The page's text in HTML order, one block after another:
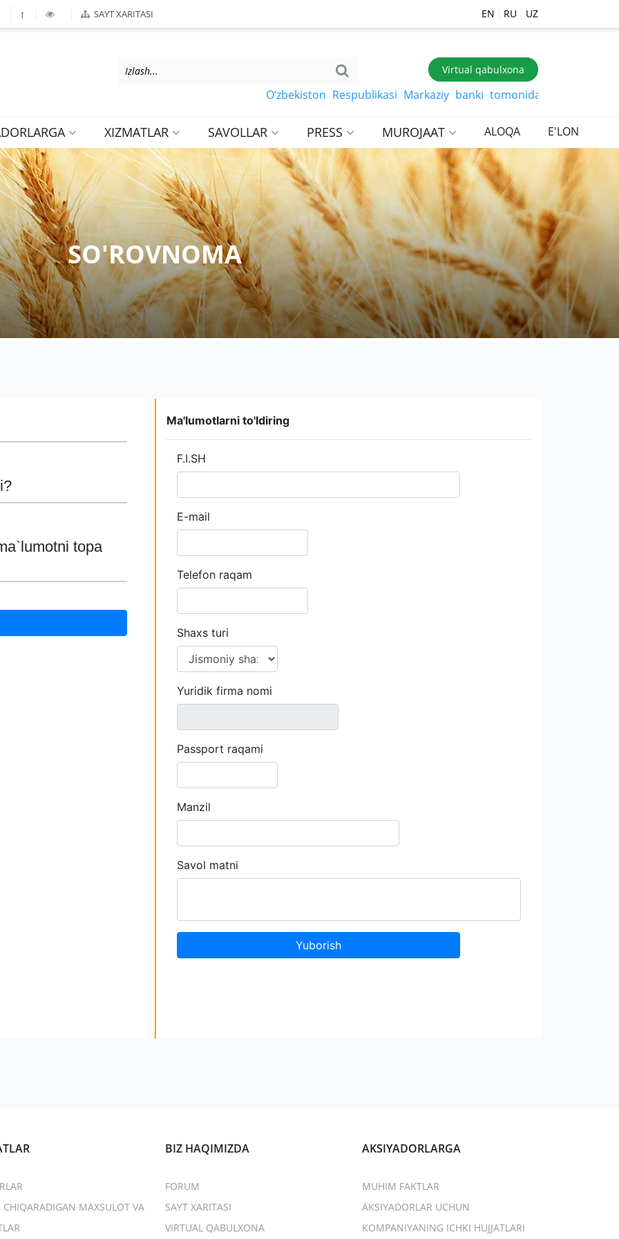
SAYT XARITASI EN RU UZ
Virtual qabulxona
O‘zbekiston Respublikasi Markaziy banki tomonidan belgilangan
XIZMATLAR SAVOLLAR PRESS MUROJAAT ALOQA E'LON
SO'ROVNOMA
topa
Ma'lumotlarni to'ldiring
F.I.SH
E-mail
Telefon raqam
Shaxs turi
Yuridik firma nomi
Passport raqami
Manzil
Savol matni
Yuborish
CHIQARADIGAN MAXSULOT VA
BIZ HAQIMIZDA
FORUM
SAYT XARITASI
VIRTUAL QABULXONA
AKSIYADORLARGA
MUHIM FAKTLAR
AKSIYADORLAR UCHUN
KOMPANIYANING ICHKI HUJJATLARI